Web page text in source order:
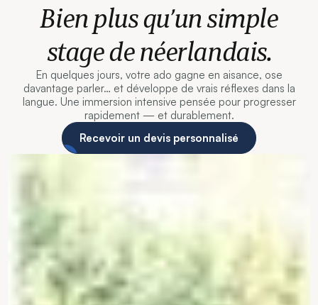
Bien plus qu’un simple
stage de néerlandais.
En quelques jours, votre ado gagne en aisance, ose
davantage parler… et développe de vrais réflexes dans la
langue. Une immersion intensive pensée pour progresser
rapidement — et durablement.
Recevoir un devis personnalisé